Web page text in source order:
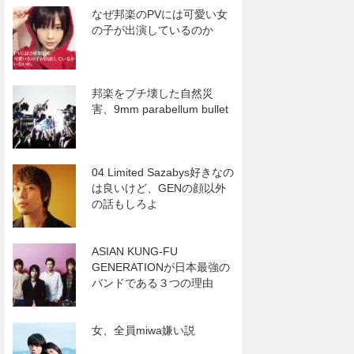
なぜ邦楽のPVには可愛い女
の子が出演しているのか
邦楽をブチ壊した自然災
害、9mm parabellum bullet
04 Limited Sazabys好きなの
は良いけど、GENの顔以外
の話もしろよ
ASIAN KUNG-FU
GENERATIONが日本最強の
バンドである３つの理由
女、全員miwa嫌い説